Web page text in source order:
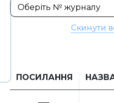
Скинути
ПОСИЛАННЯ